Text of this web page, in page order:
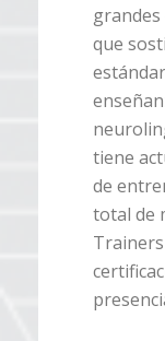
que
tiene
de
total de